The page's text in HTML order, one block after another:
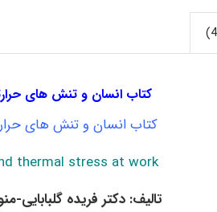
کتاب انسان و تنش های
کتاب انسان و تنش های
thermal stress at work
تالیف: دکتر فریده گلبابایی-